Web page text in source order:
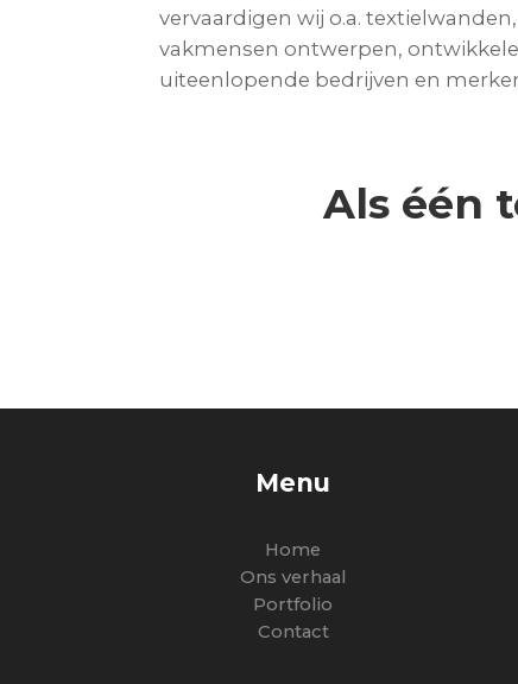
vervaardigen wij o.a.
vakmensen ontwerpen,
uiteenlopende bedrijven en
Als één
Menu
Home
Ons verhaal
Portfolio
Contact